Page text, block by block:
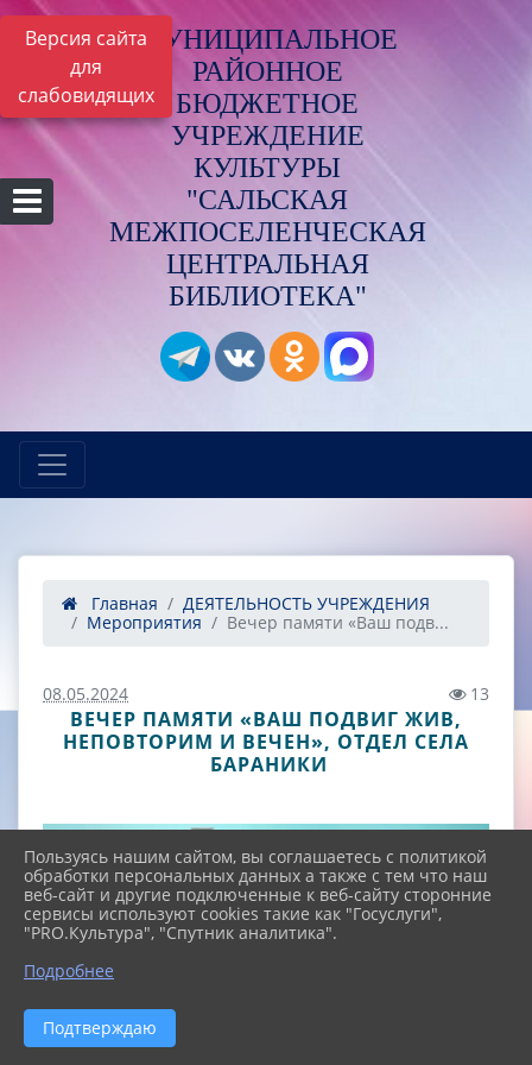
Версия сайта
для
слабовидящих
МУНИЦИПАЛЬНОЕ
РАЙОННОЕ
БЮДЖЕТНОЕ
УЧРЕЖДЕНИЕ
КУЛЬТУРЫ
"САЛЬСКАЯ
МЕЖПОСЕЛЕНЧЕСКАЯ
ЦЕНТРАЛЬНАЯ
БИБЛИОТЕКА"
Главная
ДЕЯТЕЛЬНОСТЬ УЧРЕЖДЕНИЯ
Мероприятия
Вечер памяти «Ваш подв...
08.05.2024 13
ВЕЧЕР ПАМЯТИ «ВАШ ПОДВИГ ЖИВ,
НЕПОВТОРИМ И ВЕЧЕН», ОТДЕЛ СЕЛА
БАРАНИКИ
Пользуясь нашим сайтом, вы соглашаетесь с политикой
обработки персональных данных а также с тем что наш
веб-сайт и другие подключенные к веб-сайту сторонние
сервисы используют cookies такие как "Госуслуги",
"PRO.Культура", "Спутник аналитика".
Подробнее
Подтверждаю